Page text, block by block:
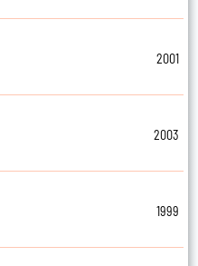
2001
2003
1999